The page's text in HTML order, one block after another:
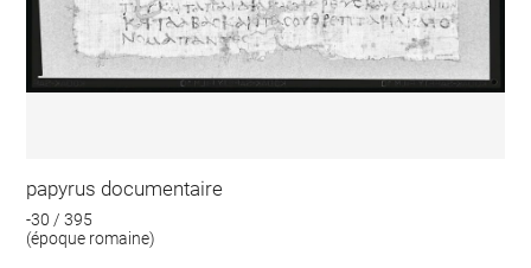
papyrus documentaire
-30 / 395
(époque romaine)